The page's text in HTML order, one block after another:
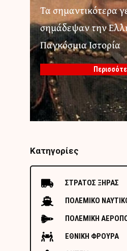
Τα σημαντικότερα
σημάδεψαν την
Παγκόσμια Ιστορία
Κατηγορίες
ΣΤΡΑΤΟΣ ΞΗΡΑΣ
ΠΟΛΕΜΙΚΟ
ΠΟΛΕΜΙΚΗ
ΕΘΝΙΚΗ ΦΡΟΥΡΑ